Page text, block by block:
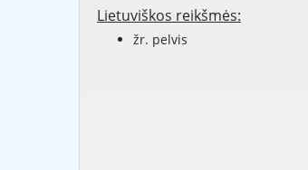
Lietuviškos reikšmės:
žr. pelvis